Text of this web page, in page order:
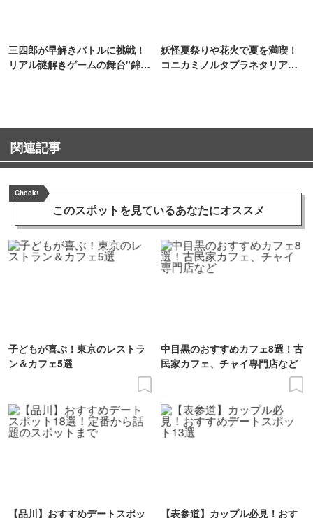
三四郎が早解きバトルに挑戦！
リアル謎解きゲームの舞台"錦糸
妖怪夏祭りや花火で夏を満喫！
コニカミノルタプラネタリア
関連記事
Check!
このスポットを見ているあなたにオススメ
子どもが喜ぶ！東京のレストラ
ン＆カフェ5選
中目黒のおすすめカフェ8選！古
民家カフェ、チャイ専門店など
【品川】おすすめデートスポッ 【表参道】カップル必見！おす